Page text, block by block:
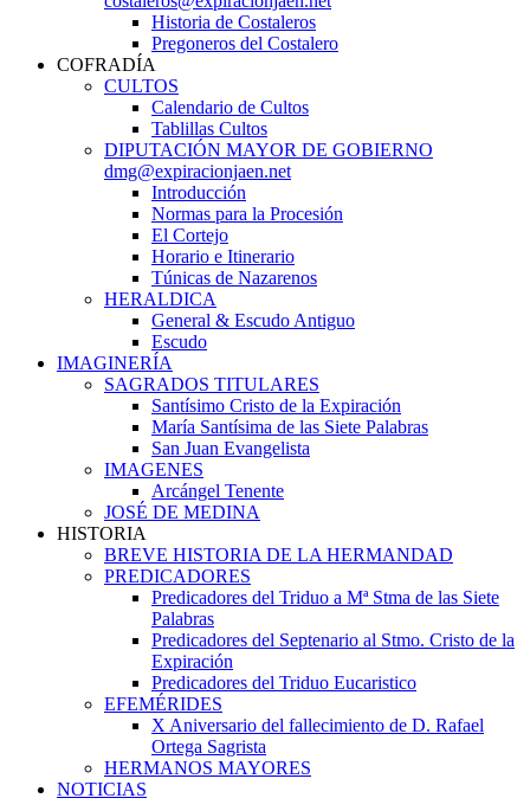
Historia de Costaleros
Pregoneros del Costalero
COFRADÍA
CULTOS
Calendario de Cultos
Tablillas Cultos
DIPUTACIÓN MAYOR DE GOBIERNO
dmg@expiracionjaen.net
Introducción
Normas para la Procesión
El Cortejo
Horario e Itinerario
Túnicas de Nazarenos
HERALDICA
General & Escudo Antiguo
Escudo
IMAGINERÍA
SAGRADOS TITULARES
Santísimo Cristo de la Expiración
María Santísima de las Siete Palabras
San Juan Evangelista
IMAGENES
Arcángel Tenente
JOSÉ DE MEDINA
HISTORIA
BREVE HISTORIA DE LA HERMANDAD
PREDICADORES
Predicadores del Triduo a Mª Stma de las Siete
Palabras
Predicadores del Septenario al Stmo. Cristo de la
Expiración
Predicadores del Triduo Eucaristico
EFEMÉRIDES
X Aniversario del fallecimiento de D. Rafael
Ortega Sagrista
HERMANOS MAYORES
NOTICIAS